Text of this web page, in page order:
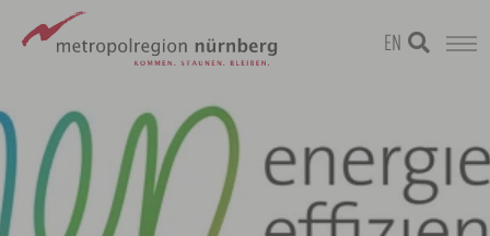
Hauptinhalt
springen
EN